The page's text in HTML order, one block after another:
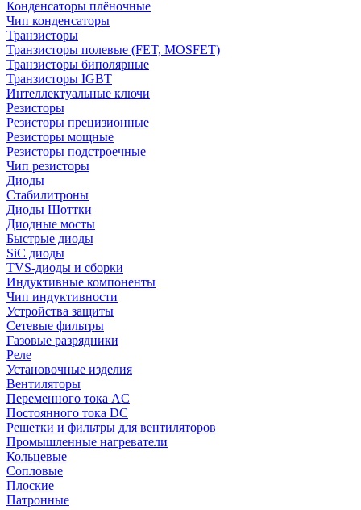
Конденсаторы плёночные
Чип конденсаторы
Транзисторы
Транзисторы полевые (FET, MOSFET)
Транзисторы биполярные
Транзисторы IGBT
Интеллектуальные ключи
Резисторы
Резисторы прецизионные
Резисторы мощные
Резисторы подстроечные
Чип резисторы
Диоды
Стабилитроны
Диоды Шоттки
Диодные мосты
Быстрые диоды
SiC диоды
TVS-диоды и сборки
Индуктивные компоненты
Чип индуктивности
Устройства защиты
Сетевые фильтры
Газовые разрядники
Реле
Установочные изделия
Вентиляторы
Переменного тока AC
Постоянного тока DC
Решетки и фильтры для вентиляторов
Промышленные нагреватели
Кольцевые
Сопловые
Плоские
Патронные